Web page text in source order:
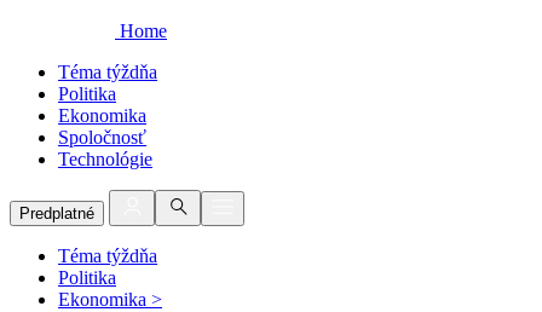
Home
Téma týždňa
Politika
Ekonomika
Spoločnosť
Technológie
Predplatné
Téma týždňa
Politika
Ekonomika >